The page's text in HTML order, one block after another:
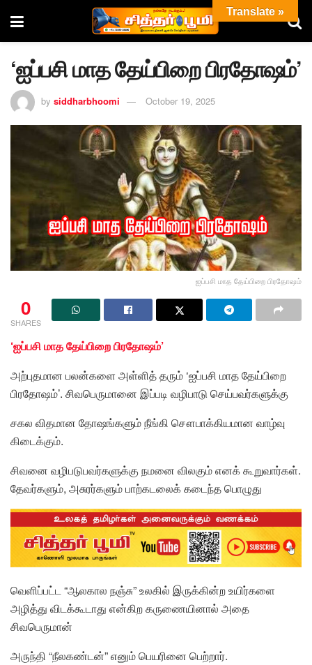
‘ஐப்பசி மாத தேய்பிறை பிரதோஷம்’
by siddharbhoomi October 19, 2025
ஐப்பசி மாத தேய்பிறை பிரதோஷம்
0
SHARES
‘ஐப்பசி மாத தேய்பிறை பிரதோஷம்’
அற்புதமான பலன்களை அள்ளித் தரும் ‘ஐப்பசி மாத தேய்பிறை
பிரதோஷம்’. சிவபெருமானை இப்படி வழிபாடு செய்பவர்களுக்கு
சகல விதமான தோஷங்களும் நீங்கி சௌபாக்கியமான வாழ்வு
கிடைக்கும்.
சிவனை வழிபடுபவர்களுக்கு நமனை விலகும் எனக் கூறுவார்கள்.
தேவர்களும், அசுரர்களும் பாற்கடலைக் கடைந்த பொழுது
வெளிப்பட்ட “ஆலகால நஞ்சு” உலகில் இருக்கின்ற உயிர்களை
அழித்து விடக்கூடாது என்கிற கருணையினால் அதை
சிவபெருமான்
அருந்தி “நீலகண்டன்” எனும் பெயரினை பெற்றார்.
Translate »